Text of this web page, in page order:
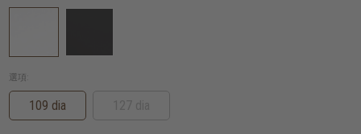
選項:
109 dia